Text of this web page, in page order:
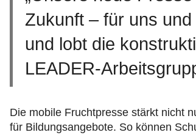
Zukunft – für uns
und lobt die
LEADER-
Die mobile Frucht­presse stärkt nicht
für Bil­dungs­an­ge­bote. So können